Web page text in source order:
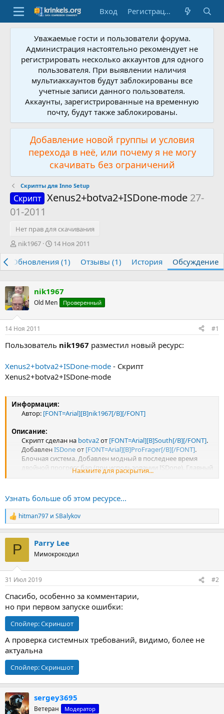
Вход Регистрация
Уважаемые гости и пользователи форума.
Администрация настоятельно рекомендует не
регистрировать несколько аккаунтов для одного
пользователя. При выявлении наличия
мультиаккаунтов будут заблокированы все
учетные записи данного пользователя.
Аккаунты, зарегистрированные на временную
почту, будут также заблокированы.
Добавление новой группы и условия
перехода в неё, или почему я не могу
скачивать без ограничений
Скрипты для Inno Setup
Скрипт Xenus2+botva2+ISDone-mode 27-
01-2011
Нет прав для скачивания
А
т
о
т
е
м
ы
nik1967
Д
т
а
а
а
14 Ноя 2011
Обновления (1) Отзывы (1) История Обсуждение
nik1967
Old Men Проверенный
14 Ноя 2011 #1
Пользователь nik1967 разместил новый ресурс:
Xenus2+botva2+ISDone-mode - Скрипт
Xenus2+botva2+ISDone-mode
Информация:
Автор: [FONT=Arial][B]nik1967[/B][/FONT]
Описание:
Скрипт сделан на botva2от [FONT=Arial][B]South[/B][/FONT].
ДобавленISDoneот [FONT=Arial][B]ProFrager[/B][/FONT].
Блочная система. Добавлен модный в последнее время
двойной прогресс бар (при использовании ISDone). Главный
скрипт:Xenus...
Нажмите для раскрытия...
Узнать больше об этом ресурсе...
Р
е
hitman797 и SBalykov
P Parry Lee
Мимокрокодил
31 Июл 2019 #2
Спасибо, особенно за комментарии,
но при первом запуске ошибки:
Спойлер:Скриншот
А проверка системных требований, видимо, более не
актуальна
Спойлер:Скриншот
sergey3695
Ветеран Модератор